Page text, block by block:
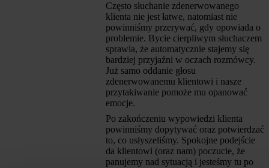
Często słuchanie zdenerwowanego
klienta nie jest łatwe, natomiast nie
powinniśmy przerywać, gdy opowiada o
problemie. Bycie cierpliwym słuchaczem
sprawia, że automatycznie stajemy się
bardziej przyjaźni w oczach rozmówcy.
Już samo oddanie głosu
zdenerwowanemu klientowi i nasze
przytakiwanie pomoże mu opanować
emocje.
Po zakończeniu wypowiedzi klienta
powinniśmy dopytywać oraz potwierdzać
to, co usłyszeliśmy. Spokojne podejście
da klientowi (oraz nam) poczucie, że
panujemy nad sytuacją i jesteśmy tu po